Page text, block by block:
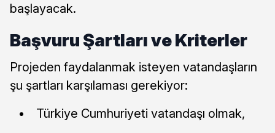
başlayacak.
Başvuru Şartları ve Kriterler
Projeden faydalanmak isteyen vatandaşların
şu şartları karşılaması gerekiyor:
Türkiye Cumhuriyeti vatandaşı olmak,